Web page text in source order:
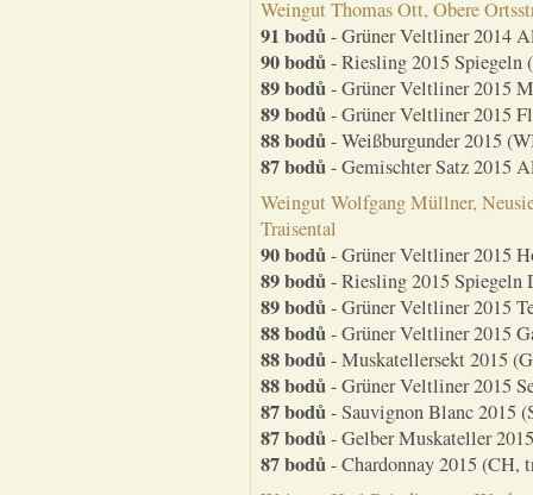
Weingut Thomas Ott, Obere
91 bodů- Grüner Veltliner 2014
90 bodů- Riesling 2015 Spiegeln
89 bodů- Grüner Veltliner 2015
89 bodů- Grüner Veltliner 2015
88 bodů- Weißburgunder 2015
87 bodů- Gemischter Satz 2015
Weingut Wolfgang Müllner,
Traisental
90 bodů- Grüner Veltliner 2015
89 bodů- Riesling 2015 Spiegeln
89 bodů- Grüner Veltliner 2015
88 bodů- Grüner Veltliner 2015
88 bodů- Muskatellersekt 2015
88 bodů- Grüner Veltliner 2015
87 bodů- Sauvignon Blanc 2015
87 bodů- Gelber Muskateller
87 bodů- Chardonnay 2015 (CH,